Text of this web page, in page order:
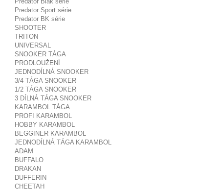
Predator Sport série
Predator BK série
SHOOTER
TRITON
UNIVERSAL
SNOOKER TÁGA
PRODLOUŽENÍ
JEDNODÍLNÁ SNOOKER
3/4 TÁGA SNOOKER
1/2 TÁGA SNOOKER
3 DÍLNÁ TÁGA SNOOKER
KARAMBOL TÁGA
PROFI KARAMBOL
HOBBY KARAMBOL
BEGGINER KARAMBOL
JEDNODÍLNÁ TÁGA KARAMBOL
ADAM
BUFFALO
DRAKAN
DUFFERIN
CHEETAH